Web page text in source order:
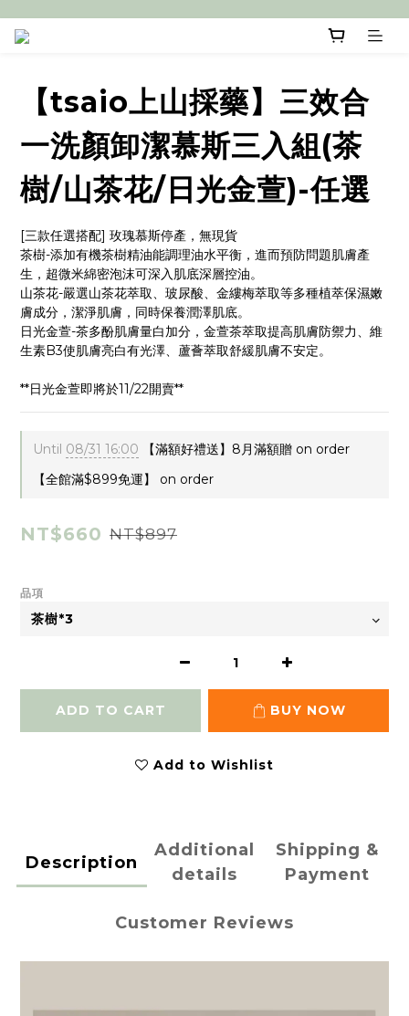
【tsaio上山採藥】三效合
一洗顏卸潔慕斯三入組(茶
樹/山茶花/日光金萱)-任選
[三款任選搭配] 玫瑰慕斯停產，無現貨
茶樹-添加有機茶樹精油能調理油水平衡，進而預防問題肌膚產
生，超微米綿密泡沫可深入肌底深層控油。
山茶花-嚴選山茶花萃取、玻尿酸、金縷梅萃取等多種植萃保濕嫩
膚成分，潔淨肌膚，同時保養潤澤肌底。
日光金萱-茶多酚肌膚量白加分，金萱茶萃取提高肌膚防禦力、維
生素B3使肌膚亮白有光澤、蘆薈萃取舒緩肌膚不安定。
**日光金萱即將於11/22開賣**
Until 08/31 16:00 【滿額好禮送】8月滿額贈 on order
【全館滿$899免運】 on order
NT$660 NT$897
品項
ADD TO CART BUY NOW
Add to Wishlist
Description
Additional
details
Shipping &
Payment
Customer Reviews